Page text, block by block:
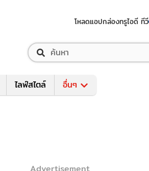
โหลดแอปกล่องทรูไอดี ทีวี
ไลฟ์สไตล์ อื่นๆ